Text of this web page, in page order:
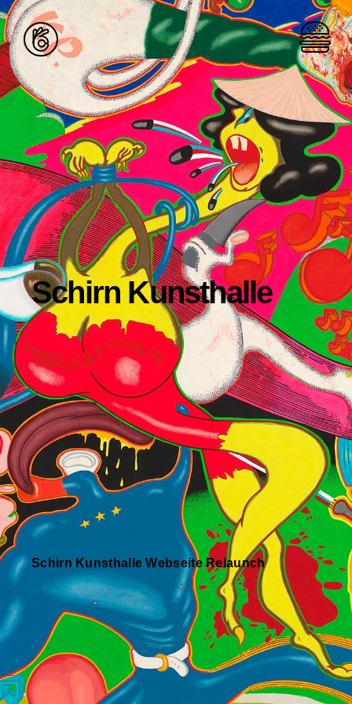
Schirn Kunsthalle
Schirn Kunsthalle Webseite Relaunch